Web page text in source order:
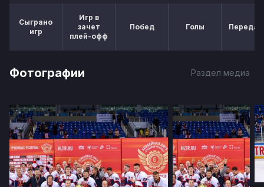
Сыграно
игр
Игр в
зачет
плей-офф
Побед Голы
Фотографии Раздел медиа